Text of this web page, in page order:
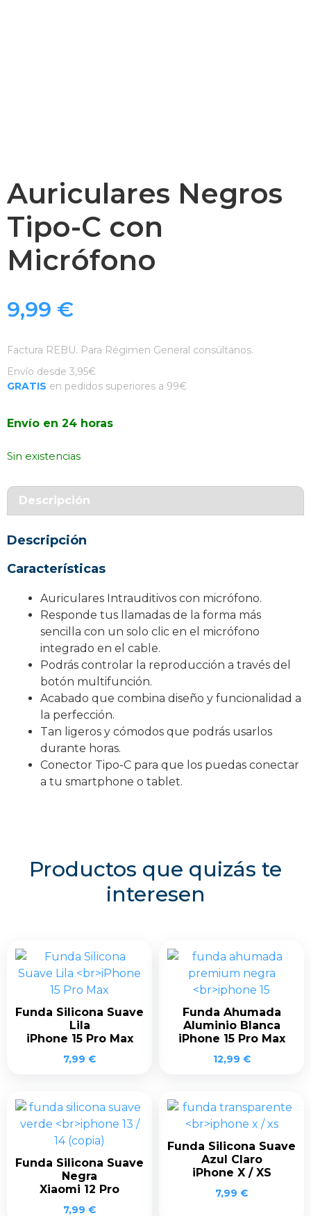
Auriculares Negros
Tipo-C con
Micrófono
9,99 €
Factura REBU. Para Régimen General consúltanos.
Envío desde 3,95€
GRATIS en pedidos superiores a 99€
Envío en 24 horas
Sin existencias
Descripción
Descripción
Características
Auriculares Intrauditivos con micrófono.
Responde tus llamadas de la forma más
sencilla con un solo clic en el micrófono
integrado en el cable.
Podrás controlar la reproducción a través del
botón multifunción.
Acabado que combina diseño y funcionalidad a
la perfección.
Tan ligeros y cómodos que podrás usarlos
durante horas.
Conector Tipo-C para que los puedas conectar
a tu smartphone o tablet.
Productos que quizás te
interesen
Funda Silicona Suave
Lila
iPhone 15 Pro Max
7,99 €
Funda Ahumada
Aluminio Blanca
iPhone 15 Pro Max
12,99 €
Funda Silicona Suave
Negra
Xiaomi 12 Pro
7,99 €
Funda Silicona Suave
Azul Claro
iPhone X / XS
7,99 €